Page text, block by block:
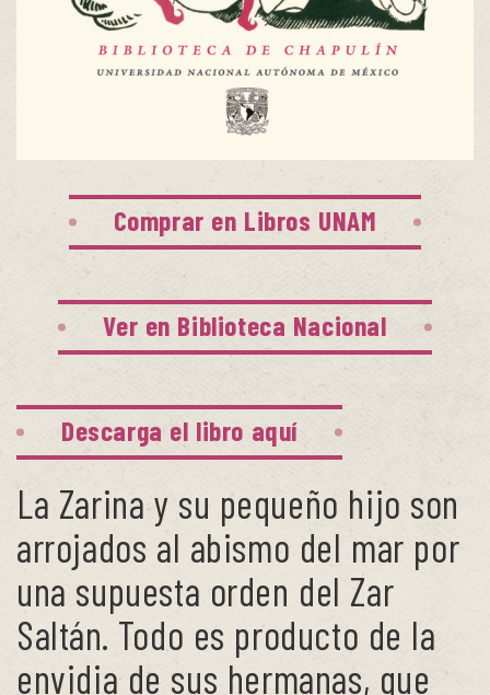
Comprar en Libros UNAM
Ver en Biblioteca Nacional
Descarga el libro aquí
La Zarina y su pequeño hijo son
arrojados al abismo del mar por
una supuesta orden del Zar
Saltán. Todo es producto de la
envidia de sus hermanas, que